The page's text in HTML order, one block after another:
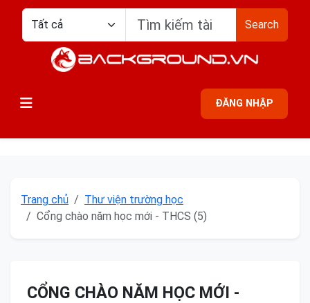
Search
ĐĂNG NHẬP
Trang chủ
Thư viện trường học
Cổng chào năm học mới - THCS (5)
CỔNG CHÀO NĂM HỌC MỚI -